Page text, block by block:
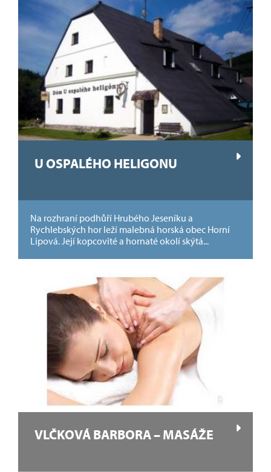
U OSPALÉHO HELIGONU
Na rozhraní podhůří Hrubého Jeseníku a
Rychlebských hor leží malebná horská obec Horní
Lipová. Její kopcovité a hornaté okolí skýtá...
VLČKOVÁ BARBORA – MASÁŽE